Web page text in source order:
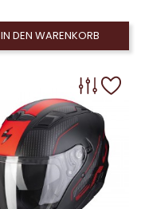
IN DEN WARENKORB